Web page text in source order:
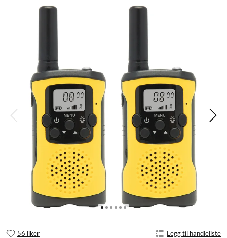
56 liker Legg til handleliste